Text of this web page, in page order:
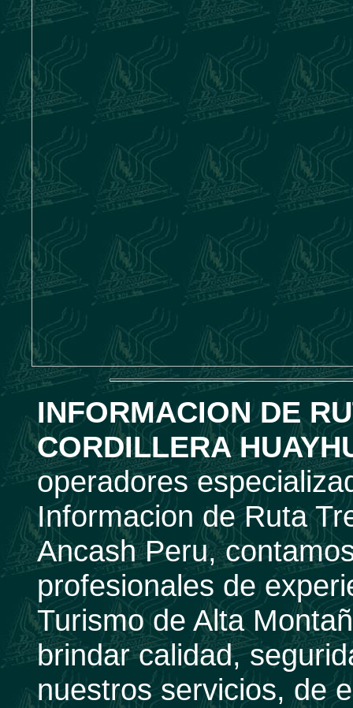
INFORMACION DE
CORDILLERA
operadores
Informacion de Ruta
Ancash Peru,
profesionales de
Turismo de Alta
brindar calidad,
nuestros servicios, de